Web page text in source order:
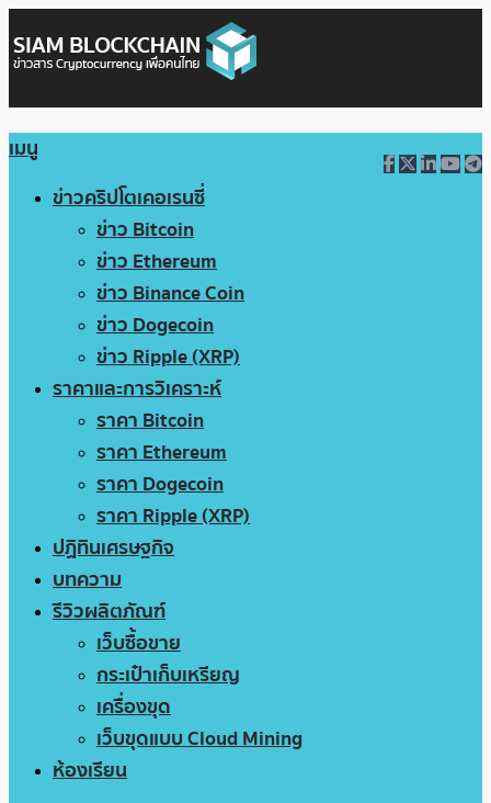
เมนู
ข่าวคริปโตเคอเรนซี่
ข่าว Bitcoin
ข่าว Ethereum
ข่าว Binance Coin
ข่าว Dogecoin
ข่าว Ripple (XRP)
ราคาและการวิเคราะห์
ราคา Bitcoin
ราคา Ethereum
ราคา Dogecoin
ราคา Ripple (XRP)
ปฏิทินเศรษฐกิจ
บทความ
รีวิวผลิตภัณฑ์
เว็บซื้อขาย
กระเป๋าเก็บเหรียญ
เครื่องขุด
เว็บขุดแบบ Cloud Mining
ห้องเรียน